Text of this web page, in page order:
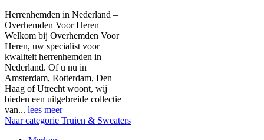
Herrenhemden in Nederland –
Overhemden Voor Heren
Welkom bij Overhemden Voor
Heren, uw specialist voor
kwaliteit herrenhemden in
Nederland. Of u nu in
Amsterdam, Rotterdam, Den
Haag of Utrecht woont, wij
bieden een uitgebreide collectie
van... lees meer
Naar categorie Truien & Sweaters